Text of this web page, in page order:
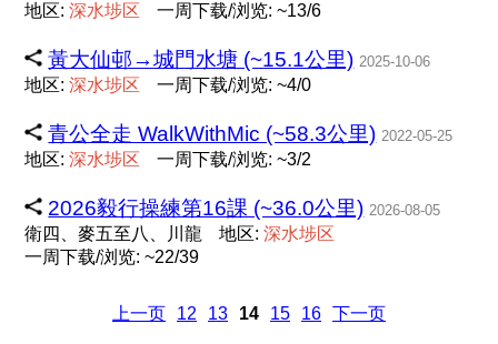
地区:深水埗区 一周下载/浏览: ~13/6
黃大仙邨→城門水塘 (~15.1公里) 2025-10-06
地区:深水埗区 一周下载/浏览: ~4/0
青公全走 WalkWithMic (~58.3公里) 2022-05-25
地区:深水埗区 一周下载/浏览: ~3/2
2026毅行操練第16課 (~36.0公里) 2026-08-05
衛四、麥五至八、川龍 地区:深水埗区
一周下载/浏览: ~22/39
上一页 12 13 14 15 16 下一页